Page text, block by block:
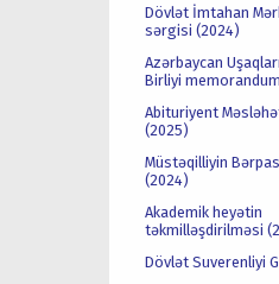
Dövlət İmtahan
sərgisi (2024)
Azərbaycan
Birliyi
Abituriyent
(2025)
Müstəqilliyin
(2024)
Akademik heyətin
təkmilləşdirilməsi
Dövlət Suverenliyi